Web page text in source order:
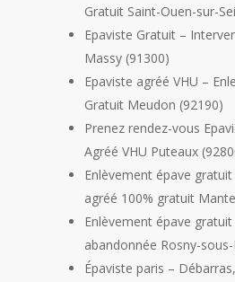
Gratuit Saint-Ouen-sur-
Epaviste Gratuit –
Massy (91300)
Epaviste agréé VHU –
Gratuit Meudon (92190)
Prenez rendez-vous
Agréé VHU Puteaux
Enlèvement épave
agréé 100% gratuit
Enlèvement épave
abandonnée Rosny-
Épaviste paris –